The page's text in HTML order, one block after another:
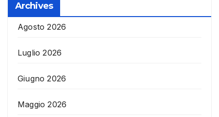
Archives
Agosto 2026
Luglio 2026
Giugno 2026
Maggio 2026